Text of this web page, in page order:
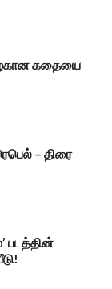
கதையை
– திரை
படத்தின்